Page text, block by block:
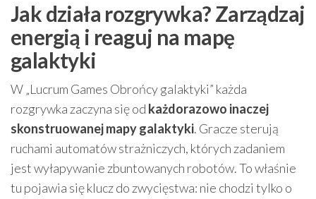
Jak działa rozgrywka? Zarządzaj
energią i reaguj na mapę
galaktyki
W „Lucrum Games Obrońcy galaktyki” każda
rozgrywka zaczyna się od każdorazowo inaczej
skonstruowanej mapy galaktyki. Gracze sterują
ruchami automatów strażniczych, których zadaniem
jest wyłapywanie zbuntowanych robotów. To właśnie
tu pojawia się klucz do zwycięstwa: nie chodzi tylko o